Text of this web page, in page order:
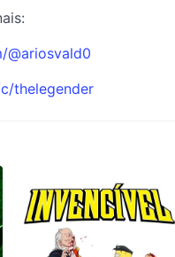
@ariosvald0
thelegender